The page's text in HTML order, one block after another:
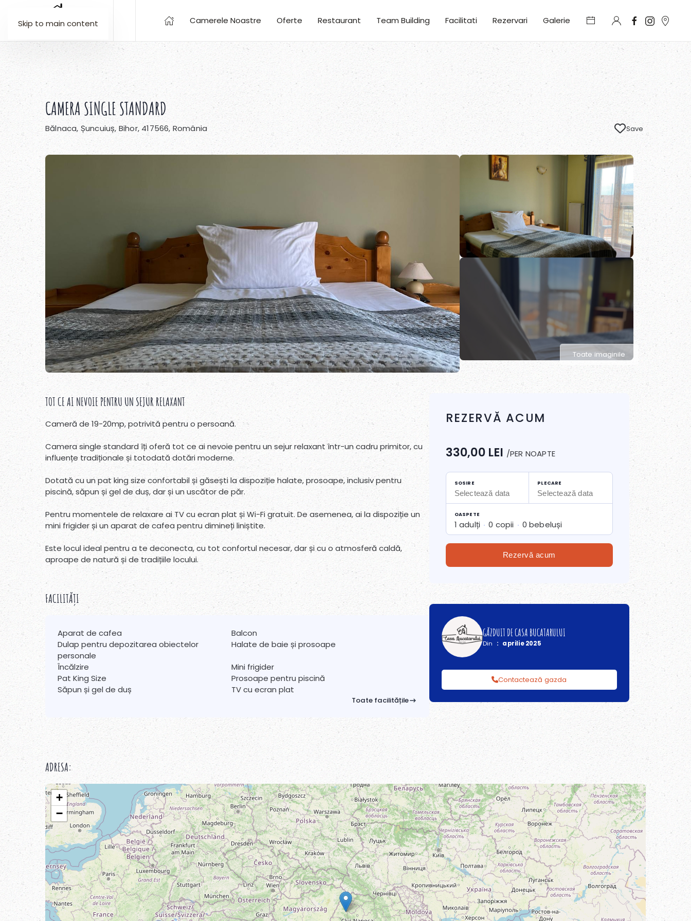
Skip to main content Camerele Noastre Oferte Restaurant Team Building Facilitati Rezervari Galerie
CAMERA SINGLE STANDARD
Bălnaca, Șuncuiuș, Bihor, 417566, România Save
Toate imaginile
TOT CE AI NEVOIE PENTRU UN SEJUR RELAXANT
Cameră de 19-20mp, potrivită pentru o persoană.
Camera single standard îți oferă tot ce ai nevoie pentru un sejur relaxant într-un cadru primitor, cu
influențe tradiționale și totodată dotări moderne.
Dotată cu un pat king size confortabil și găsești la dispoziție halate, prosoape, inclusiv pentru
piscină, săpun și gel de duș, dar și un uscător de păr.
Pentru momentele de relaxare ai TV cu ecran plat și Wi-Fi gratuit. De asemenea, ai la dispoziție un
mini frigider și un aparat de cafea pentru dimineți liniștite.
Este locul ideal pentru a te deconecta, cu tot confortul necesar, dar și cu o atmosferă caldă,
aproape de natură și de tradițiile locului.
FACILITĂȚI
Aparat de cafea
Balcon
Dulap pentru depozitarea obiectelor
personale
Halate de baie și prosoape
Încălzire
Mini frigider
Pat King Size
Prosoape pentru piscină
Săpun și gel de duș
TV cu ecran plat
Toate facilitățile
REZERVĂ ACUM
330,00 LEI /PER NOAPTE
SOSIRE PLECARE
OASPETE
1 adulți 0 copii 0 bebeluși
Rezervă acum
GĂZDUIT DE CASA BUCATARULUI
Din : aprilie 2025
Contactează gazda
ADRESA:
+
−